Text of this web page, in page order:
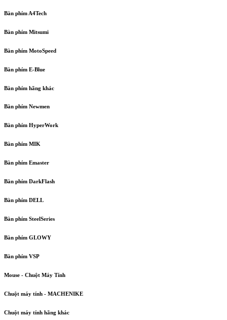
Bàn phím A4Tech
Bàn phím Mitsumi
Bàn phím MotoSpeed
Bàn phím E-Blue
Bàn phím hãng khác
Bàn phím Newmen
Bàn phím HyperWork
Bàn phím MIK
Bàn phím Emaster
Bàn phím DarkFlash
Bàn phím DELL
Bàn phím SteelSeries
Bàn phím GLOWY
Bàn phím VSP
Mouse - Chuột Máy Tính
Chuột máy tính - MACHENIKE
Chuột máy tính hãng khác